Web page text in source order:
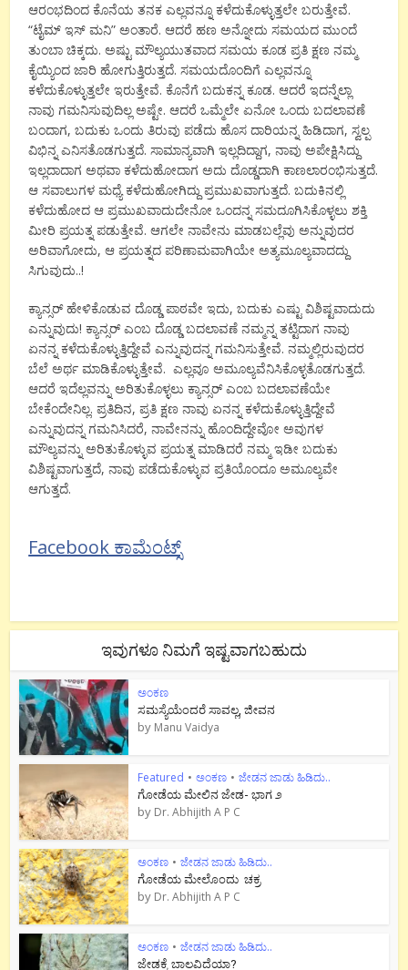
ಆರಂಭದಿಂದ ಕೊನೆಯ ತನಕ ಎಲ್ಲವನ್ನೂ ಕಳೆದುಕೊಳ್ಳುತ್ತಲೇ ಬರುತ್ತೇವೆ.
“ಟೈಮ್ ಇಸ್ ಮನಿ” ಅಂತಾರೆ. ಆದರೆ ಹಣ ಅನ್ನೋದು ಸಮಯದ ಮುಂದೆ
ತುಂಬಾ ಚಿಕ್ಕದು. ಅಷ್ಟು ಮೌಲ್ಯಯುತವಾದ ಸಮಯ ಕೂಡ ಪ್ರತಿ ಕ್ಷಣ ನಮ್ಮ
ಕೈಯ್ಯಿಂದ ಜಾರಿ ಹೋಗುತ್ತಿರುತ್ತದೆ. ಸಮಯದೊಂದಿಗೆ ಎಲ್ಲವನ್ನೂ
ಕಳೆದುಕೊಳ್ಳುತ್ತಲೇ ಇರುತ್ತೇವೆ. ಕೊನೆಗೆ ಬದುಕನ್ನ ಕೂಡ. ಆದರೆ ಇದನ್ನೆಲ್ಲಾ
ನಾವು ಗಮನಿಸುವುದಿಲ್ಲ ಅಷ್ಟೇ. ಆದರೆ ಒಮ್ಮೆಲೇ ಏನೋ ಒಂದು ಬದಲಾವಣೆ
ಬಂದಾಗ, ಬದುಕು ಒಂದು ತಿರುವು ಪಡೆದು ಹೊಸ ದಾರಿಯನ್ನ ಹಿಡಿದಾಗ, ಸ್ವಲ್ಪ
ವಿಭಿನ್ನ ಎನಿಸತೊಡಗುತ್ತದೆ. ಸಾಮಾನ್ಯವಾಗಿ ಇಲ್ಲದಿದ್ದಾಗ, ನಾವು ಅಪೇಕ್ಷಿಸಿದ್ದು
ಇಲ್ಲದಾದಾಗ ಅಥವಾ ಕಳೆದುಹೋದಾಗ ಅದು ದೊಡ್ಡದಾಗಿ ಕಾಣಲಾರಂಭಿಸುತ್ತದೆ.
ಆ ಸವಾಲುಗಳ ಮಧ್ಯೆ ಕಳೆದುಹೋಗಿದ್ದು ಪ್ರಮುಖವಾಗುತ್ತದೆ. ಬದುಕಿನಲ್ಲಿ
ಕಳೆದುಹೋದ ಆ ಪ್ರಮುಖವಾದುದೇನೋ ಒಂದನ್ನ ಸಮದೂಗಿಸಿಕೊಳ್ಳಲು ಶಕ್ತಿ
ಮೀರಿ ಪ್ರಯತ್ನ ಪಡುತ್ತೇವೆ. ಆಗಲೇ ನಾವೇನು ಮಾಡಬಲ್ಲೆವು ಅನ್ನುವುದರ
ಅರಿವಾಗೋದು, ಆ ಪ್ರಯತ್ನದ ಪರಿಣಾಮವಾಗಿಯೇ ಅತ್ಯಮೂಲ್ಯವಾದದ್ದು
ಸಿಗುವುದು..!
ಕ್ಯಾನ್ಸರ್ ಹೇಳಿಕೊಡುವ ದೊಡ್ಡ ಪಾಠವೇ ಇದು, ಬದುಕು ಎಷ್ಟು ವಿಶಿಷ್ಟವಾದುದು
ಎನ್ನುವುದು! ಕ್ಯಾನ್ಸರ್ ಎಂಬ ದೊಡ್ಡ ಬದಲಾವಣೆ ನಮ್ಮನ್ನ ತಟ್ಟಿದಾಗ ನಾವು
ಏನನ್ನ ಕಳೆದುಕೊಳ್ಳುತ್ತಿದ್ದೇವೆ ಎನ್ನುವುದನ್ನ ಗಮನಿಸುತ್ತೇವೆ. ನಮ್ಮಲ್ಲಿರುವುದರ
ಬೆಲೆ ಅರ್ಥ ಮಾಡಿಕೊಳ್ಳುತ್ತೇವೆ. ಎಲ್ಲವೂ ಅಮೂಲ್ಯವೆನಿಸಿಕೊಳ್ಳತೊಡಗುತ್ತದೆ.
ಆದರೆ ಇದೆಲ್ಲವನ್ನು ಅರಿತುಕೊಳ್ಳಲು ಕ್ಯಾನ್ಸರ್ ಎಂಬ ಬದಲಾವಣೆಯೇ
ಬೇಕೆಂದೇನಿಲ್ಲ. ಪ್ರತಿದಿನ, ಪ್ರತಿ ಕ್ಷಣ ನಾವು ಏನನ್ನ ಕಳೆದುಕೊಳ್ಳುತ್ತಿದ್ದೇವೆ
ಎನ್ನುವುದನ್ನ ಗಮನಿಸಿದರೆ, ನಾವೇನನ್ನು ಹೊಂದಿದ್ದೇವೋ ಅವುಗಳ
ಮೌಲ್ಯವನ್ನು ಅರಿತುಕೊಳ್ಳುವ ಪ್ರಯತ್ನ ಮಾಡಿದರೆ ನಮ್ಮ ಇಡೀ ಬದುಕು
ವಿಶಿಷ್ಟವಾಗುತ್ತದೆ, ನಾವು ಪಡೆದುಕೊಳ್ಳುವ ಪ್ರತಿಯೊಂದೂ ಅಮೂಲ್ಯವೇ
ಆಗುತ್ತದೆ.
Facebook ಕಾಮೆಂಟ್ಸ್
ಇವುಗಳೂ ನಿಮಗೆ ಇಷ್ಟವಾಗಬಹುದು
ಅಂಕಣ
ಸಮಸ್ಯೆಯೆಂದರೆ ಸಾವಲ್ಲ, ಜೀವನ
by Manu Vaidya
Featured • ಅಂಕಣ • ಜೇಡನ ಜಾಡು ಹಿಡಿದು..
ಗೋಡೆಯ ಮೇಲಿನ ಜೇಡ- ಭಾಗ ೨
by Dr. Abhijith A P C
ಅಂಕಣ • ಜೇಡನ ಜಾಡು ಹಿಡಿದು..
ಗೋಡೆಯ ಮೇಲೊಂದು ಚಕ್ರ
by Dr. Abhijith A P C
ಅಂಕಣ • ಜೇಡನ ಜಾಡು ಹಿಡಿದು..
ಜೇಡಕ್ಕೆ ಬಾಲವಿದೆಯಾ?